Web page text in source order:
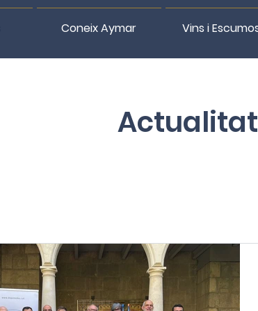
Coneix Aymar Vins i